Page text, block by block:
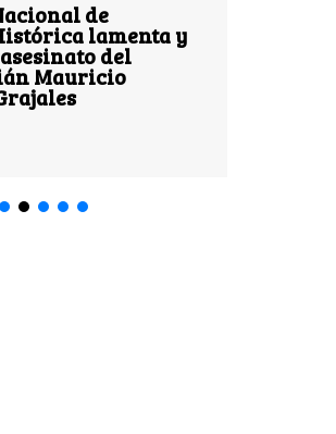
de
lamenta y
del
Mauricio